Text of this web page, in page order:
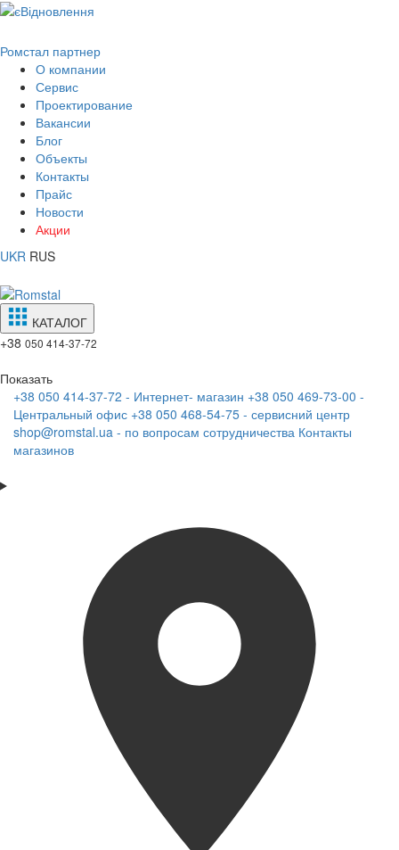
Ромстал партнер
О компании
Сервис
Проектирование
Вакансии
Блог
Объекты
Контакты
Прайс
Новости
Акции
UKR RUS
КАТАЛОГ
+38 050 414-37-72
Показать
+38 050 414-37-72 - Интернет- магазин +38 050 469-73-00 -
Центральный офис +38 050 468-54-75 - сервисний центр
shop@romstal.ua - по вопросам сотрудничества Контакты
магазинов